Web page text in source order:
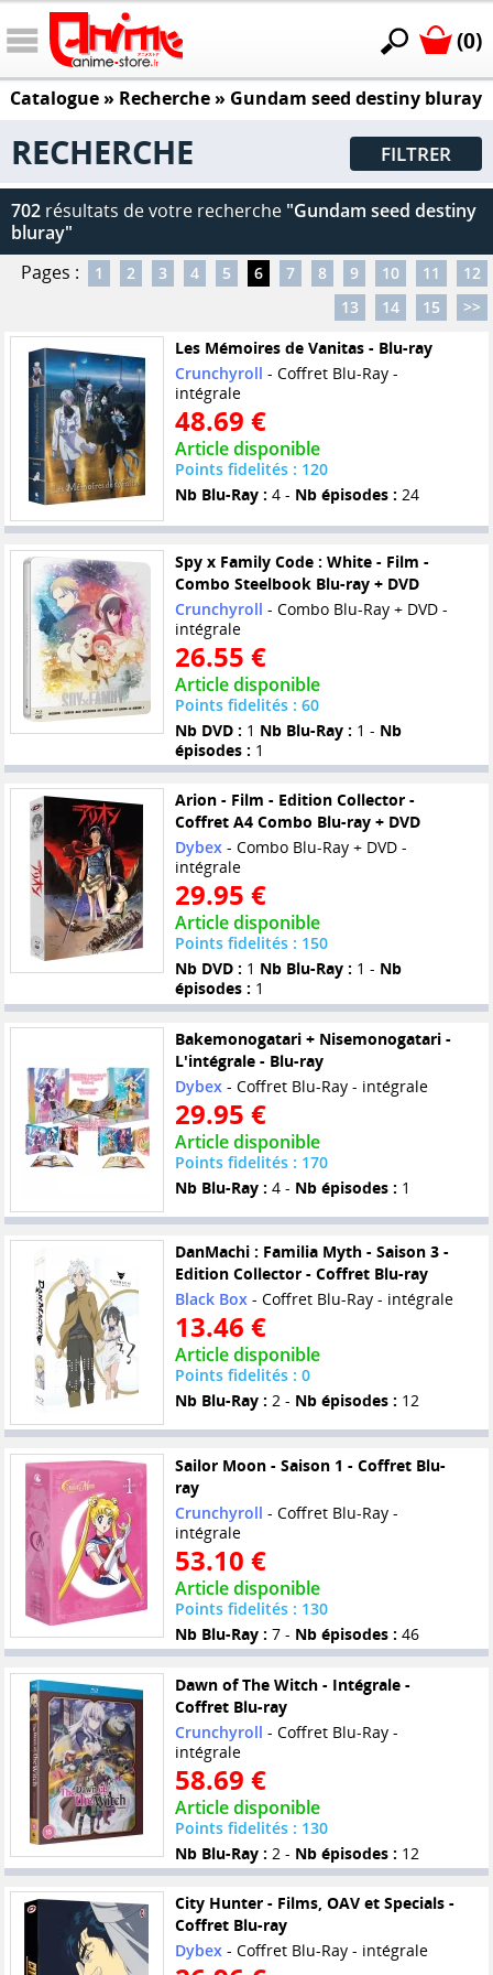
(0)
Catalogue» Recherche » Gundam seed destiny bluray
RECHERCHE FILTRER
702 résultats de votre recherche "Gundam seed destiny
bluray"
Pages :
1 2 3 4 5 6 7 8 9 10 11
12
13
14 15
>>
Les Mémoires de Vanitas - Blu-ray
Crunchyroll - Coffret Blu-Ray -
intégrale
48.69 €
Article disponible
Points fidelités : 120
Nb Blu-Ray : 4 - Nb épisodes : 24
Spy x Family Code : White - Film -
Combo Steelbook Blu-ray + DVD
Crunchyroll - Combo Blu-Ray + DVD -
intégrale
26.55 €
Article disponible
Points fidelités : 60
Nb DVD : 1 Nb Blu-Ray : 1 - Nb
épisodes : 1
Arion - Film - Edition Collector -
Coffret A4 Combo Blu-ray + DVD
Dybex- Combo Blu-Ray + DVD -
intégrale
29.95 €
Article disponible
Points fidelités : 150
Nb DVD : 1 Nb Blu-Ray : 1 - Nb
épisodes : 1
Bakemonogatari + Nisemonogatari -
L'intégrale - Blu-ray
Dybex- Coffret Blu-Ray - intégrale
29.95 €
Article disponible
Points fidelités : 170
Nb Blu-Ray : 4 - Nb épisodes : 1
DanMachi : Familia Myth - Saison 3 -
Edition Collector - Coffret Blu-ray
Black Box- Coffret Blu-Ray - intégrale
13.46 €
Article disponible
Points fidelités : 0
Nb Blu-Ray : 2 - Nb épisodes : 12
Sailor Moon - Saison 1 - Coffret Blu-
ray
Crunchyroll - Coffret Blu-Ray -
intégrale
53.10 €
Article disponible
Points fidelités : 130
Nb Blu-Ray : 7 - Nb épisodes : 46
Dawn of The Witch - Intégrale -
Coffret Blu-ray
Crunchyroll - Coffret Blu-Ray -
intégrale
58.69 €
Article disponible
Points fidelités : 130
Nb Blu-Ray : 2 - Nb épisodes : 12
City Hunter - Films, OAV et Specials -
Coffret Blu-ray
Dybex- Coffret Blu-Ray - intégrale